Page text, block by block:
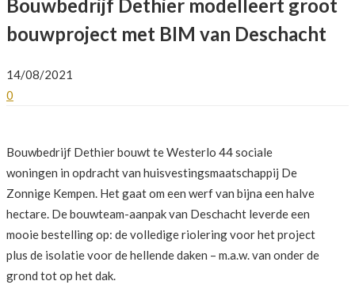
Bouwbedrijf Dethier modelleert groot
bouwproject met BIM van Deschacht
14/08/2021
0
Bouwbedrijf Dethier bouwt te Westerlo 44 sociale
woningen in opdracht van huisvestingsmaatschappij De
Zonnige Kempen. Het gaat om een werf van bijna een halve
hectare. De bouwteam-aanpak van Deschacht leverde een
mooie bestelling op: de volledige riolering voor het project
plus de isolatie voor de hellende daken – m.a.w. van onder de
grond tot op het dak.